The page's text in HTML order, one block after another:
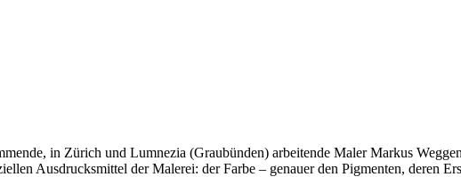
in Zürich und Lumnezia (Graubünden) arbeitende Maler Markus
Ausdrucksmittel der Malerei: der Farbe – genauer den Pigmenten, deren